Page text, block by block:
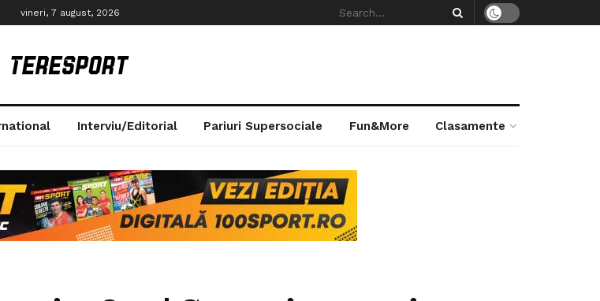
vineri, 7 august, 2026
Interviu/Editorial Pariuri Supersociale Fun&More Clasamente